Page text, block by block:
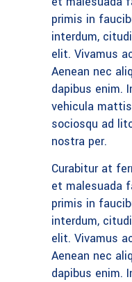
primis in
interdum,
elit. Vivamus
Aenean nec
dapibus enim.
vehicula
sociosqu ad
nostra per.
Curabitur at
et malesuada
primis in
interdum,
elit. Vivamus
Aenean nec
dapibus enim.